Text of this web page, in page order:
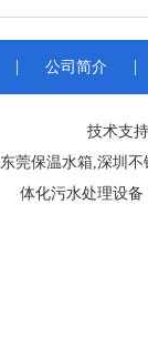
| 公司简介 |
技术支
东莞保温水箱,深圳不
体化污水处理设备